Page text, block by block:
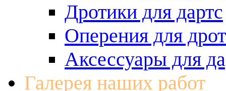
Дротики для дартс
Оперения для
Аксессуары для
Галерея наших работ